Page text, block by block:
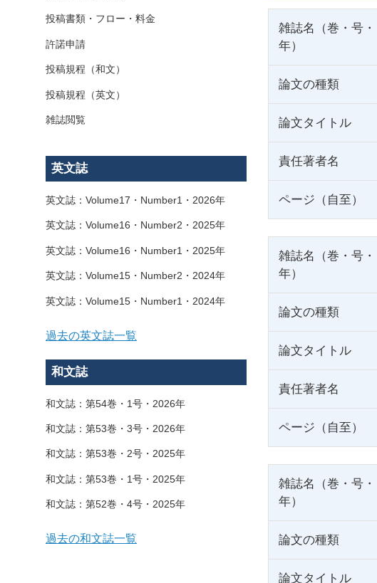
雑誌名（巻・号・
年）
論文の種類
論文タイトル
責任著者名
ページ（自至）
雑誌名（巻・号・
年）
論文の種類
論文タイトル
責任著者名
ページ（自至）
雑誌名（巻・号・
年）
論文の種類
論文タイトル
投稿書類・フロー・料金
許諾申請
投稿規程（和文）
投稿規程（英文）
雑誌閲覧
英文誌
英文誌：Volume17・Number1・2026年
英文誌：Volume16・Number2・2025年
英文誌：Volume16・Number1・2025年
英文誌：Volume15・Number2・2024年
英文誌：Volume15・Number1・2024年
過去の英文誌一覧
和文誌
和文誌：第54巻・1号・2026年
和文誌：第53巻・3号・2026年
和文誌：第53巻・2号・2025年
和文誌：第53巻・1号・2025年
和文誌：第52巻・4号・2025年
過去の和文誌一覧